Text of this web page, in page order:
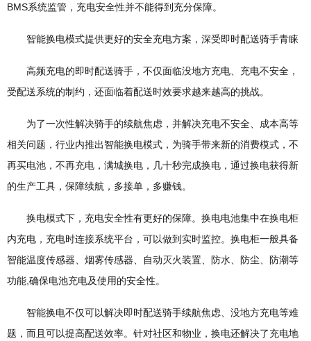
BMS系统监管，充电安全性并不能得到充分保障。
智能换电模式提供更好的安全充电方案，深受即时配送骑手青睐
高频充电的即时配送骑手，不仅面临没地方充电、充电不安全，
受配送系统的制约，还面临着配送时效要求越来越高的挑战。
为了一次性解决骑手的续航焦虑，并解决充电不安全、成本高等
相关问题，行业内推出智能换电模式，为骑手带来新的消费模式，不
再买电池，不再充电，满城换电，几十秒完成换电，通过换电获得新
的生产工具，保障续航，多接单，多赚钱。
换电模式下，充电安全性有更好的保障。换电电池集中在换电柜
内充电，充电时连接系统平台，可以做到实时监控。换电柜一般具备
智能温度传感器、烟雾传感器、自动灭火装置、防水、防尘、防潮等
功能,确保电池充电及使用的安全性。
智能换电不仅可以解决即时配送骑手续航焦虑、没地方充电等难
题，而且可以提高配送效率。针对社区和物业，换电还解决了充电地